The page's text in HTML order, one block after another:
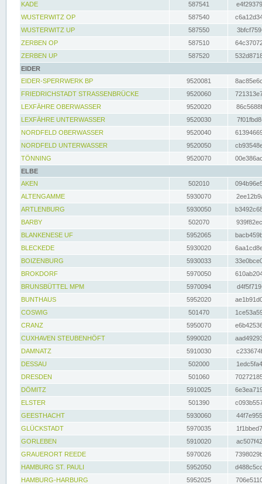
KADE
587541
WUSTERWITZ OP
587540
WUSTERWITZ UP
587550
ZERBEN OP
587510
ZERBEN UP
587520
EIDER
EIDER-SPERRWERK BP
9520081
FRIEDRICHSTADT STRASSENBRÜCKE
9520060
LEXFÄHRE OBERWASSER
9520020
LEXFÄHRE UNTERWASSER
9520030
NORDFELD OBERWASSER
9520040
NORDFELD UNTERWASSER
9520050
TÖNNING
9520070
ELBE
AKEN
502010
ALTENGAMME
5930070
ARTLENBURG
5930050
BARBY
502070
BLANKENESE UF
5952065
BLECKEDE
5930020
BOIZENBURG
5930033
BROKDORF
5970050
BRUNSBÜTTEL MPM
5970094
BUNTHAUS
5952020
COSWIG
501470
CRANZ
5950070
CUXHAVEN STEUBENHÖFT
5990020
DAMNATZ
5910030
DESSAU
502000
DRESDEN
501060
DÖMITZ
5910025
ELSTER
501390
GEESTHACHT
5930060
GLÜCKSTADT
5970035
GORLEBEN
5910020
GRAUERORT REEDE
5970026
HAMBURG ST. PAULI
5952050
HAMBURG-HARBURG
5952025